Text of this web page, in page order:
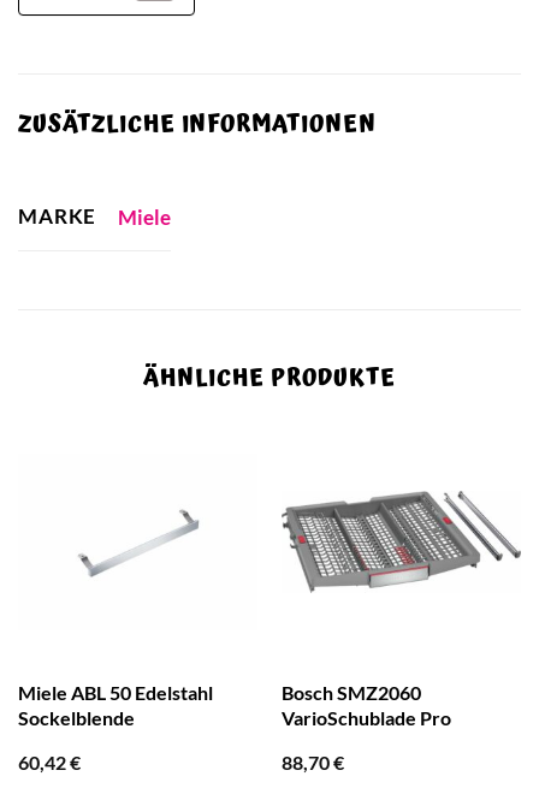
ZUSÄTZLICHE INFORMATIONEN
MARKE Miele
ÄHNLICHE PRODUKTE
Miele ABL 50 Edelstahl
Sockelblende
60,42€
Bosch SMZ2060
VarioSchublade Pro
88,70€